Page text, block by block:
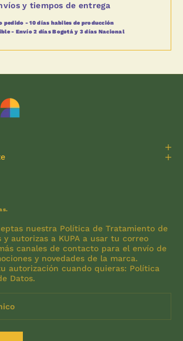
y tiempos de entrega
pedido - 10 días habiles de producción
- Envío 2 días Bogotá y 3 días Nacional
nuestra Política de Tratamiento de
y autorizas a KUPA a usar tu correo
canales de contacto para el envío de
y novedades de la marca.
autorización cuando quieras: Política
Datos.